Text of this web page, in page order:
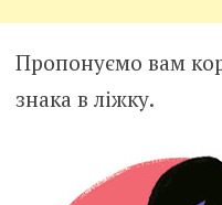
Пропонуємо вам
знака в ліжку.